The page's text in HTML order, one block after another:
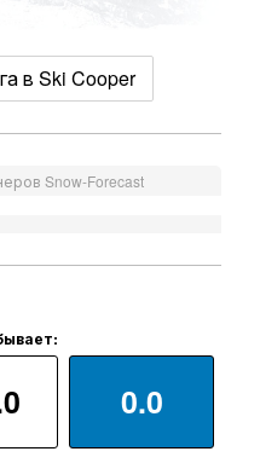
в Ski Cooper
Snow-Forecast
0.0